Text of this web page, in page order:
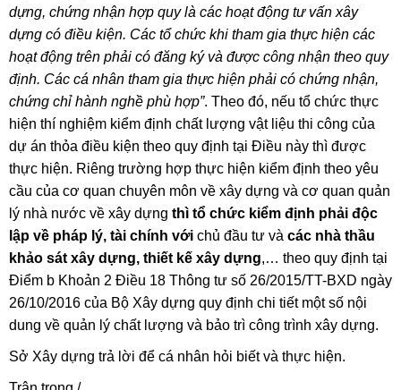
dựng, chứng nhận hợp quy là các hoạt động tư vấn xây
dựng có điều kiện. Các tổ chức khi tham gia thực hiện các
hoạt động trên phải có đăng ký và được công nhận theo quy
định. Các cá nhân tham gia thực hiện phải có chứng nhận,
chứng chỉ hành nghề phù hợp”. Theo đó, nếu tổ chức thực
hiện thí nghiệm kiểm định chất lượng vật liệu thi công của
dự án thỏa điều kiện theo quy định tại Điều này thì được
thực hiện. Riêng trường hợp thực hiện kiểm định theo yêu
cầu của cơ quan chuyên môn về xây dựng và cơ quan quản
lý nhà nước về xây dựng thì tổ chức kiểm định phải độc
lập về pháp lý, tài chính vớichủ đầu tư và các nhà thầu
khảo sát xây dựng, thiết kế xây dựng,… theo quy định tại
Điểm b Khoản 2 Điều 18 Thông tư số 26/2015/TT-BXD ngày
26/10/2016 của Bộ Xây dựng quy định chi tiết một số nội
dung về quản lý chất lượng và bảo trì công trình xây dựng.
Sở Xây dựng trả lời để cá nhân hỏi biết và thực hiện.